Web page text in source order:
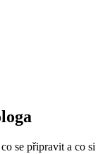
se připravit a co si